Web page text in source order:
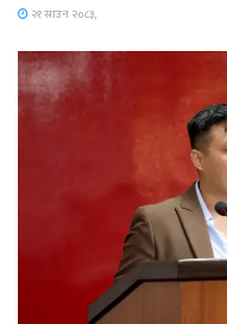
२१ साउन २०८३,